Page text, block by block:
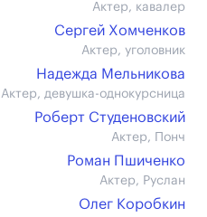
Актер, кавалер
Сергей Хомченков
Актер, уголовник
Надежда Мельникова
Актер, девушка-однокурсница
Роберт Студеновский
Актер, Понч
Роман Пшиченко
Актер, Руслан
Олег Коробкин